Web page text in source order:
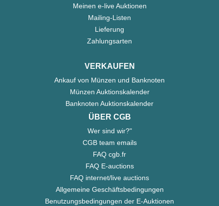
Meinen e-live Auktionen
Mailing-Listen
Lieferung
Zahlungsarten
VERKAUFEN
Ankauf von Münzen und Banknoten
Münzen Auktionskalender
Banknoten Auktionskalender
ÜBER CGB
Wer sind wir?"
CGB team emails
FAQ cgb.fr
FAQ E-auctions
FAQ internet/live auctions
Allgemeine Geschäftsbedingungen
Benutzungsbedingungen der E-Auktionen